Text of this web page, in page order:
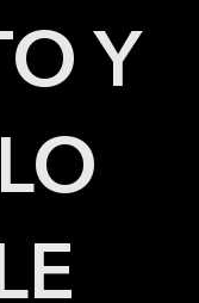
Y